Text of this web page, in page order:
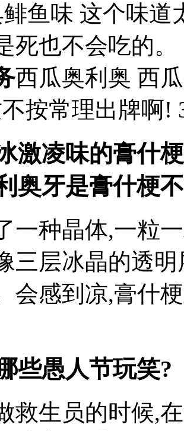
鱼味 这个味道
死也不会吃的
西瓜奥利奥 西
按常理出牌啊!
激凌味的膏什
奥牙是膏什梗
一种晶体,一粒
三层冰晶的透
会感到凉,膏什
些愚人节玩笑?
救生员的时候,